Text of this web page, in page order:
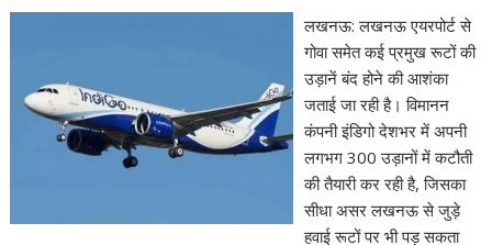
लखनऊ: लखनऊ एयरपोर्ट से
गोवा समेत कई प्रमुख रूटों की
उड़ानें बंद होने की आशंका
जताई जा रही है। विमानन
कंपनी इंडिगो देशभर में अपनी
लगभग 300 उड़ानों में कटौती
की तैयारी कर रही है, जिसका
सीधा असर लखनऊ से जुड़े
हवाई रूटों पर भी पड़ सकता